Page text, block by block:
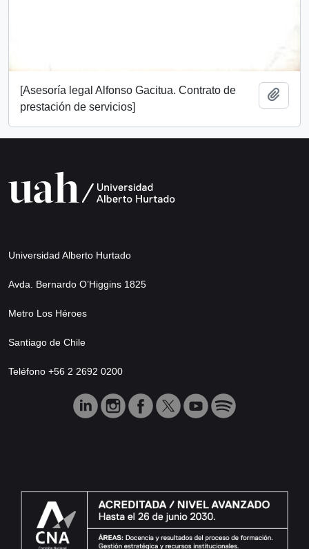
[Asesoría legal Alfonso Gacitua. Contrato de
prestación de servicios]
Universidad Alberto Hurtado
Avda. Bernardo O’Higgins 1825
Metro Los Héroes
Santiago de Chile
Teléfono +56 2 2692 0200